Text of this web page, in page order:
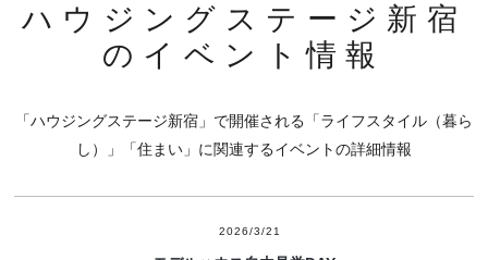
ハウジングステージ新宿
のイベント情報
「ハウジングステージ新宿」で開催される「ライフスタイル（暮ら
し）」「住まい」に関連するイベントの詳細情報
2026/3/21